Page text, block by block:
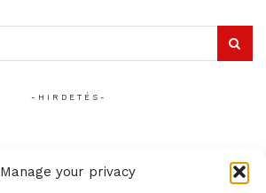
Manage your privacy
- H I R D E T É S -